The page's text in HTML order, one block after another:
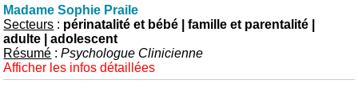
Madame Sophie Praile
Secteurs : périnatalité et bébé | famille et parentalité |
adulte | adolescent
Résumé :Psychologue Clinicienne
Afficher les infos détaillées